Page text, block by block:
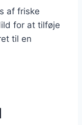
af friske
for at tilføje
til en